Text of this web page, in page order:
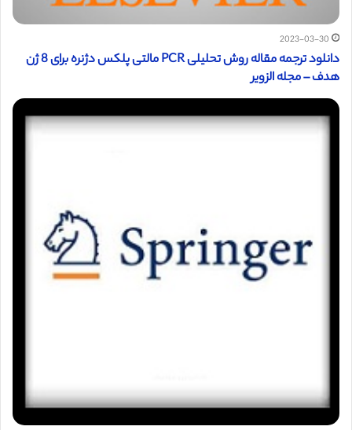
2023-03-30
دانلود ترجمه مقاله روش تحلیلی PCR مالتی پلکس دژنره برای 8 ژن
هدف – مجله الزویر